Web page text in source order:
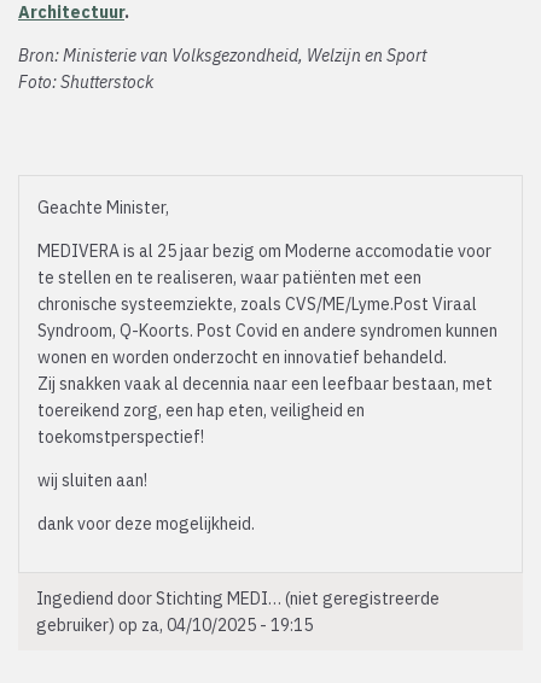
Architectuur.
Bron: Ministerie van Volksgezondheid, Welzijn en Sport
Foto: Shutterstock
Geachte Minister,
MEDIVERA is al 25 jaar bezig om Moderne accomodatie voor
te stellen en te realiseren, waar patiënten met een
chronische systeemziekte, zoals CVS/ME/Lyme.Post Viraal
Syndroom, Q-Koorts. Post Covid en andere syndromen kunnen
wonen en worden onderzocht en innovatief behandeld.
Zij snakken vaak al decennia naar een leefbaar bestaan, met
toereikend zorg, een hap eten, veiligheid en
toekomstperspectief!
wij sluiten aan!
dank voor deze mogelijkheid.
Ingediend doorStichting MEDI… (niet geregistreerde
gebruiker) op za, 04/10/2025 - 19:15